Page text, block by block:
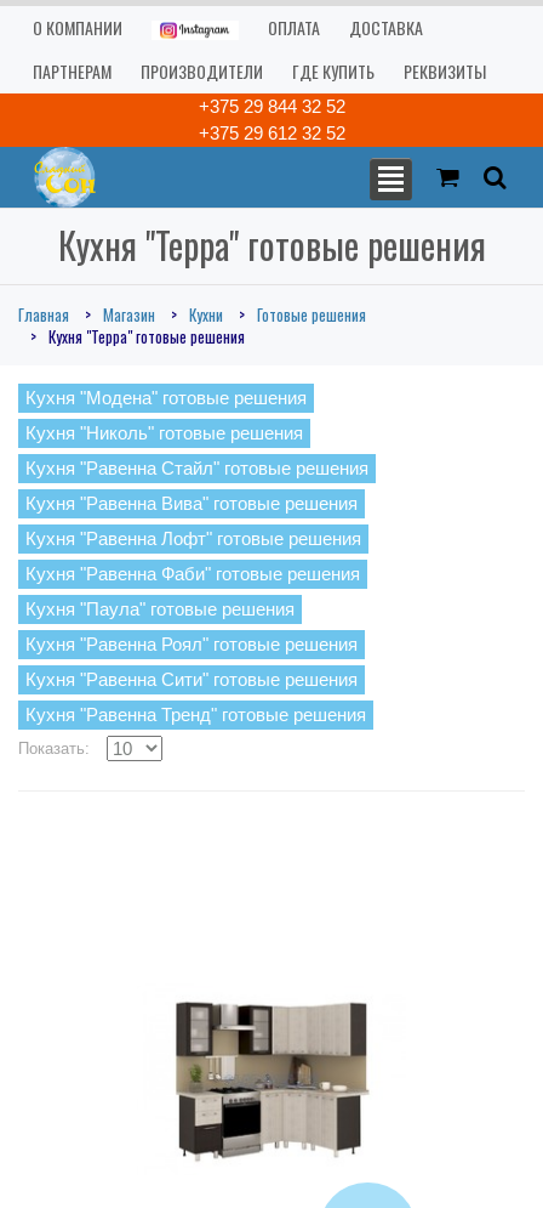
О КОМПАНИИ ОПЛАТА
ДОСТАВКА
ПАРТНЕРАМ
ПРОИЗВОДИТЕЛИ ГДЕ КУПИТЬ РЕКВИЗИТЫ
+375 29 844 32 52
+375 29 612 32 52
Кухня "Терра" готовые решения
Главная Магазин Кухни
Готовые решения
Кухня "Терра" готовые решения
Кухня "Модена" готовые решения
Кухня "Николь" готовые решения
Кухня "Равенна Стайл" готовые решения
Кухня "Равенна Вива" готовые решения
Кухня "Равенна Лофт" готовые решения
Кухня "Равенна Фаби" готовые решения
Кухня "Паула" готовые решения
Кухня "Равенна Роял" готовые решения
Кухня "Равенна Сити" готовые решения
Кухня "Равенна Тренд" готовые решения
Показать: